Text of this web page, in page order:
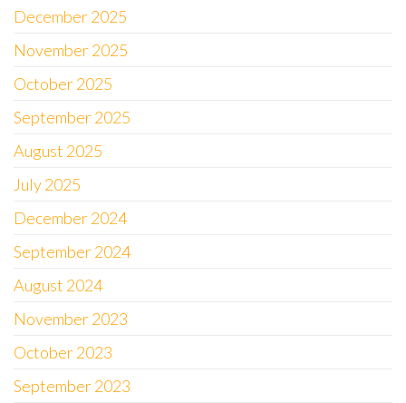
December 2025
November 2025
October 2025
September 2025
August 2025
July 2025
December 2024
September 2024
August 2024
November 2023
October 2023
September 2023